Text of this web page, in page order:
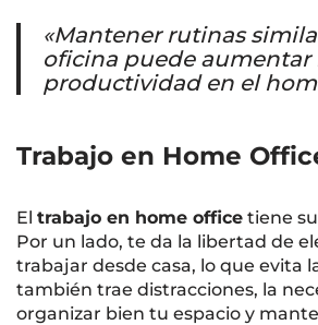
«Mantener rutinas
oficina puede aumentar
productividad en el
Trabajo en Home
El trabajo en home office tiene
Por un lado, te da la libertad de
trabajar desde casa, lo que evita
también trae distracciones, la
organizar bien tu espacio y